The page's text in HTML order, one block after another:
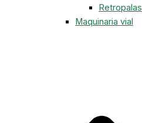
Retropalas
Maquinaria vial